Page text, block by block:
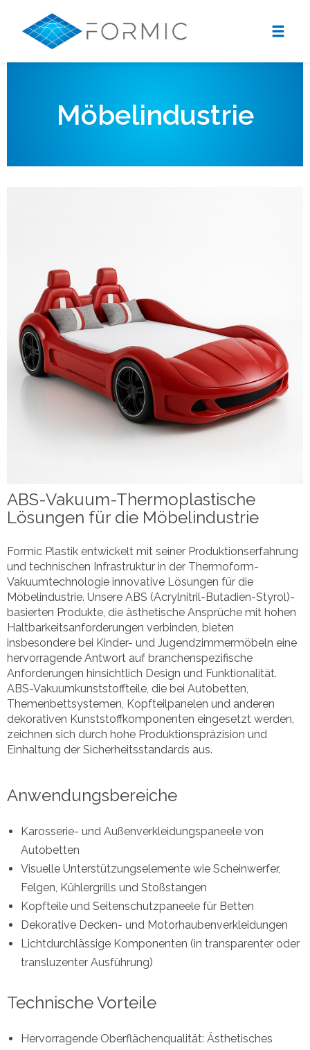
Möbelindustrie
ABS-Vakuum-Thermoplastische
Lösungen für die Möbelindustrie
Formic Plastik entwickelt mit seiner Produktionserfahrung
und technischen Infrastruktur in der Thermoform-
Vakuumtechnologie innovative Lösungen für die
Möbelindustrie. Unsere ABS (Acrylnitril-Butadien-Styrol)-
basierten Produkte, die ästhetische Ansprüche mit hohen
Haltbarkeitsanforderungen verbinden, bieten
insbesondere bei Kinder- und Jugendzimmermöbeln eine
hervorragende Antwort auf branchenspezifische
Anforderungen hinsichtlich Design und Funktionalität.
ABS-Vakuumkunststoffteile, die bei Autobetten,
Themenbettsystemen, Kopfteilpanelen und anderen
dekorativen Kunststoffkomponenten eingesetzt werden,
zeichnen sich durch hohe Produktionspräzision und
Einhaltung der Sicherheitsstandards aus.
Anwendungsbereiche
Karosserie- und Außenverkleidungspaneele von
Autobetten
Visuelle Unterstützungselemente wie Scheinwerfer,
Felgen, Kühlergrills und Stoßstangen
Kopfteile und Seitenschutzpaneele für Betten
Dekorative Decken- und Motorhaubenverkleidungen
Lichtdurchlässige Komponenten (in transparenter oder
transluzenter Ausführung)
Technische Vorteile
Hervorragende Oberflächenqualität: Ästhetisches